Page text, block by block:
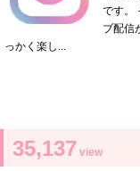
です。
ブ配信
っかく楽し...
35,137 view